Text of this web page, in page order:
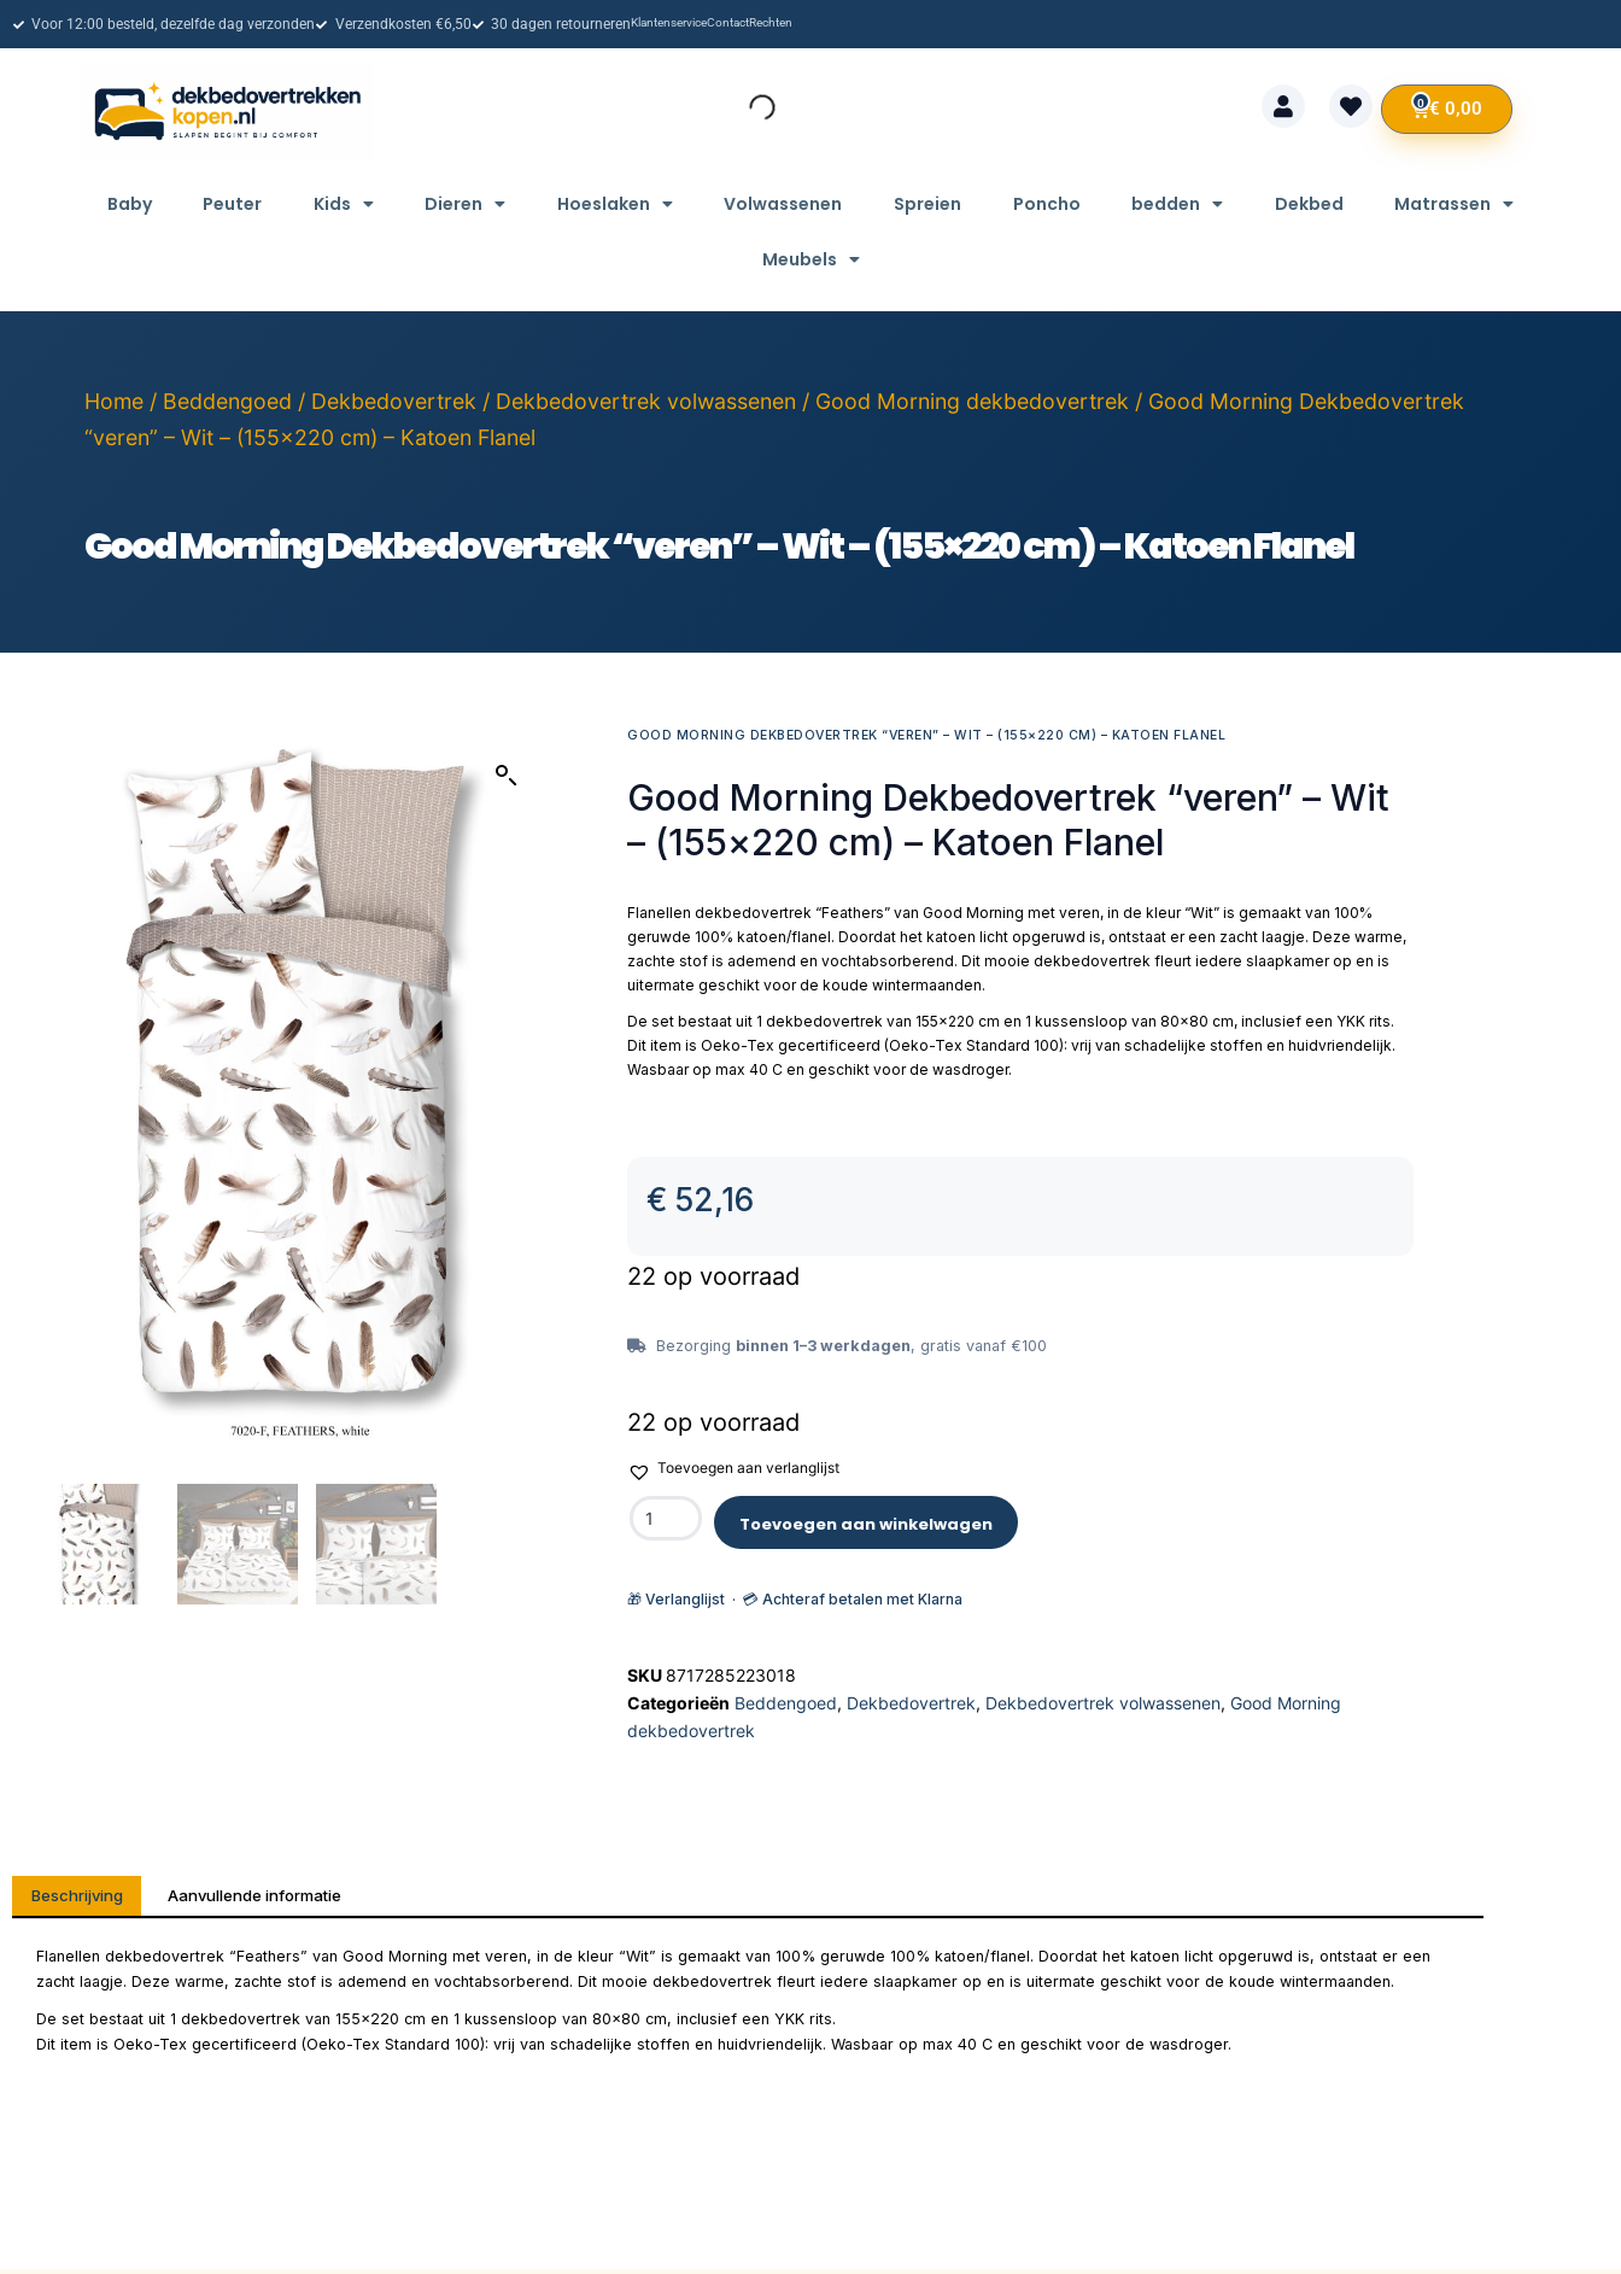
Voor 12:00 besteld, dezelfde dag verzonden Verzendkosten €6,50 30 dagen retournerenKlantenserviceContactRechten
€ 0,00
0
Baby Peuter Kids Dieren Hoeslaken Volwassenen Spreien Poncho bedden Dekbed Matrassen
Meubels
Home / Beddengoed / Dekbedovertrek / Dekbedovertrek volwassenen / Good Morning dekbedovertrek / Good Morning Dekbedovertrek
“veren” – Wit – (155×220 cm) – Katoen Flanel
Good Morning Dekbedovertrek “veren” – Wit – (155×220 cm) – Katoen Flanel
GOOD MORNING DEKBEDOVERTREK “VEREN” – WIT – (155×220 CM) – KATOEN FLANEL
Good Morning Dekbedovertrek “veren” – Wit
– (155×220 cm) – Katoen Flanel
Flanellen dekbedovertrek “Feathers” van Good Morning met veren, in de kleur “Wit” is gemaakt van 100%
geruwde 100% katoen/flanel. Doordat het katoen licht opgeruwd is, ontstaat er een zacht laagje. Deze warme,
zachte stof is ademend en vochtabsorberend. Dit mooie dekbedovertrek fleurt iedere slaapkamer op en is
uitermate geschikt voor de koude wintermaanden.
De set bestaat uit 1 dekbedovertrek van 155×220 cm en 1 kussensloop van 80×80 cm, inclusief een YKK rits.
Dit item is Oeko-Tex gecertificeerd (Oeko-Tex Standard 100): vrij van schadelijke stoffen en huidvriendelijk.
Wasbaar op max 40 C en geschikt voor de wasdroger.
€ 52,16
22 op voorraad
Bezorging binnen 1–3 werkdagen, gratis vanaf €100
22 op voorraad
Toevoegen aan verlanglijst
Toevoegen aan winkelwagen
🎁 Verlanglijst · 💳 Achteraf betalen met Klarna
SKU8717285223018
Categorieën Beddengoed, Dekbedovertrek, Dekbedovertrek volwassenen, Good Morning
dekbedovertrek
Beschrijving Aanvullende informatie
Flanellen dekbedovertrek “Feathers” van Good Morning met veren, in de kleur “Wit” is gemaakt van 100% geruwde 100% katoen/flanel. Doordat het katoen licht opgeruwd is, ontstaat er een
zacht laagje. Deze warme, zachte stof is ademend en vochtabsorberend. Dit mooie dekbedovertrek fleurt iedere slaapkamer op en is uitermate geschikt voor de koude wintermaanden.
De set bestaat uit 1 dekbedovertrek van 155×220 cm en 1 kussensloop van 80×80 cm, inclusief een YKK rits.
Dit item is Oeko-Tex gecertificeerd (Oeko-Tex Standard 100): vrij van schadelijke stoffen en huidvriendelijk. Wasbaar op max 40 C en geschikt voor de wasdroger.